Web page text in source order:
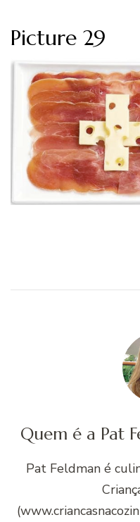
Picture 29
Quem é a Pat
Pat Feldman é